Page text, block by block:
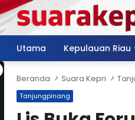
Utama
Kepulauan Riau
Beranda Suara Kepri
Tanjungpinang